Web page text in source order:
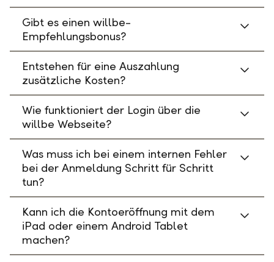
Gibt es einen willbe-
Empfehlungsbonus?
Entstehen für eine Auszahlung
zusätzliche Kosten?
Wie funktioniert der Login über die
willbe Webseite?
Was muss ich bei einem internen Fehler
bei der Anmeldung Schritt für Schritt
tun?
Kann ich die Kontoeröffnung mit dem
iPad oder einem Android Tablet
machen?